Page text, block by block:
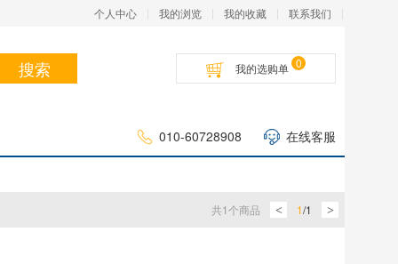
个人中心 我的浏览 我的收藏 联系我们
搜索 我的选购单 0
在线客服
010-60728908
共1个商品 < 1/1 >